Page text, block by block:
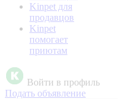
Kinpet для
продавцов
Kinpet
помогает
приютам
Войти в профиль
Подать объявление